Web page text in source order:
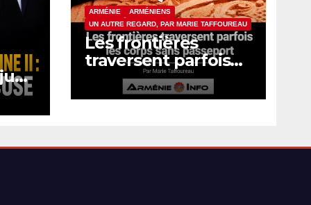
ARMÉNIE
ARMÉNIENS
UN AUTRE REGARD, PAR MARIE TAFFOUREAU
Les frontières
traversent parfois
les corps sans
passeport